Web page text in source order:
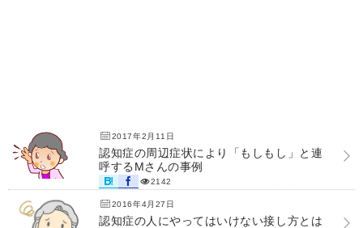
2017年2月11日
認知症の周辺症状により「もしもし」と連
呼するMさんの事例
2142
2016年4月27日
認知症の人にやってはいけない接し方とは